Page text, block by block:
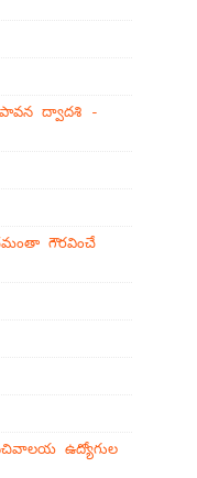
పావన ద్వాదశి -
గౌరవించే
ఉద్యోగుల